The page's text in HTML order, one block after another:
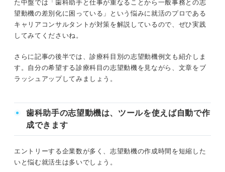
歯科医院の特徴に合わせて書こう！ 歯科助手の志
一般歯科の例文②
小児歯科の例文②
矯正歯科の例文②
口腔外科の例文①
た中盤では「歯科助手と仕事が重なることから一般事務との志
望動機の差別化に困っている」という悩みに就活のプロである
キャリアコンサルタントが対策を解説しているので、ぜひ実践
してみてくださいね。
さらに記事の後半では、診療科目別の志望動機例文も紹介しま
す。自分の希望する診療科目の志望動機を見ながら、文章をブ
ラッシュアップしてみましょう。
歯科助手の志望動機は、ツールを使えば自動で作
成できます
エントリーする企業数が多く、志望動機の作成時間を短縮した
いと悩む就活生は多いでしょう。
一般事務と歯科助手の違いは？ キャリアコンサルタント
が解説
歯科助手の志望動機に盛り込みたい3つのスキル
①専門的な業務を支えるサポート力
③作業を正確に進める力
歯科助手の志望動機で差をつけたいなら資格を取っておこ
う